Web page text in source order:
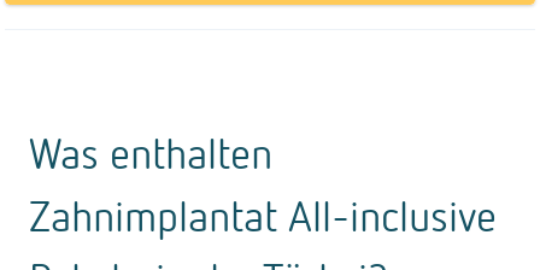
Was enthalten
Zahnimplantat All-inclusive